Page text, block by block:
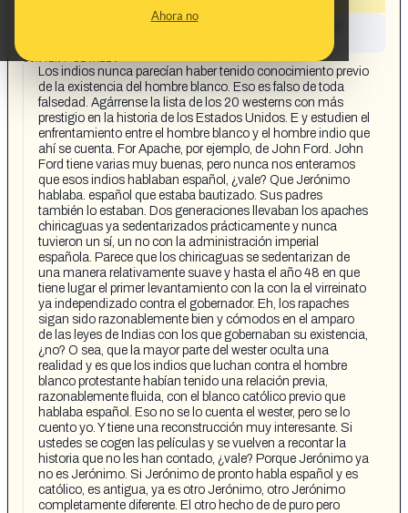
Ahora no
This content has not yet been investigated by the
CONTENT DETAIL:
Los indios nunca parecían haber tenido conocimiento previo
de la existencia del hombre blanco. Eso es falso de toda
falsedad. Agárrense la lista de los 20 westerns con más
prestigio en la historia de los Estados Unidos. E y estudien el
enfrentamiento entre el hombre blanco y el hombre indio que
ahí se cuenta. For Apache, por ejemplo, de John Ford. John
Ford tiene varias muy buenas, pero nunca nos enteramos
que esos indios hablaban español, ¿vale? Que Jerónimo
hablaba. español que estaba bautizado. Sus padres
también lo estaban. Dos generaciones llevaban los apaches
chiricaguas ya sedentarizados prácticamente y nunca
tuvieron un sí, un no con la administración imperial
española. Parece que los chiricaguas se sedentarizan de
una manera relativamente suave y hasta el año 48 en que
tiene lugar el primer levantamiento con la con la el virreinato
ya independizado contra el gobernador. Eh, los rapaches
sigan sido razonablemente bien y cómodos en el amparo
de las leyes de Indias con los que gobernaban su existencia,
¿no? O sea, que la mayor parte del wester oculta una
realidad y es que los indios que luchan contra el hombre
blanco protestante habían tenido una relación previa,
razonablemente fluida, con el blanco católico previo que
hablaba español. Eso no se lo cuenta el wester, pero se lo
cuento yo. Y tiene una reconstrucción muy interesante. Si
ustedes se cogen las películas y se vuelven a recontar la
historia que no les han contado, ¿vale? Porque Jerónimo ya
no es Jerónimo. Si Jerónimo de pronto habla español y es
católico, es antigua, ya es otro Jerónimo, otro Jerónimo
completamente diferente. El otro hecho de de puro pero